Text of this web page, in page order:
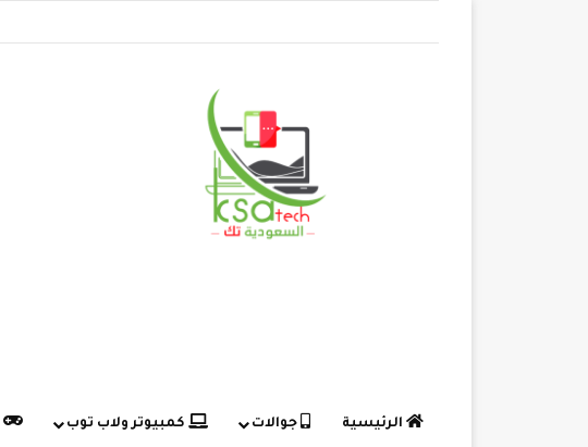
الرئيسية جوالات كمبيوتر ولاب توب